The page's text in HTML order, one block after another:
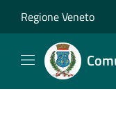
Regione Veneto